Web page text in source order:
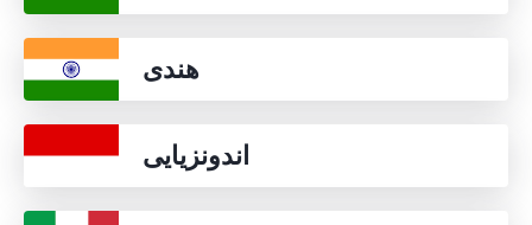
هندی
اندونزیایی